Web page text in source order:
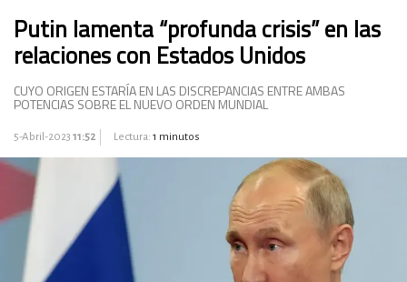
Putin lamenta “profunda crisis” en las
relaciones con Estados Unidos
CUYO ORIGEN ESTARÍA EN LAS DISCREPANCIAS ENTRE AMBAS
POTENCIAS SOBRE EL NUEVO ORDEN MUNDIAL
5-Abril-2023 11:52 Lectura: 1 minutos